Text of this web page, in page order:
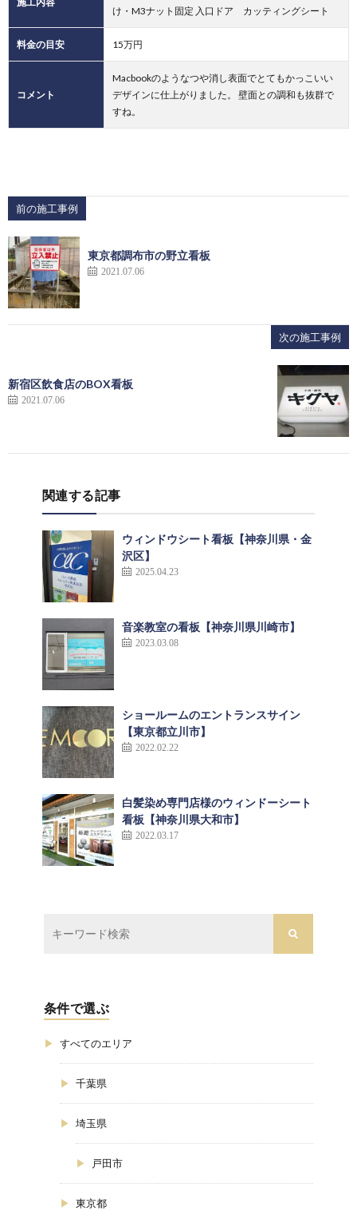
け・M3ナット固定 入口ドア カッティングシート
料金の目安 15万円
コメント
Macbookのようなつや消し表面でとてもかっこいい
デザインに仕上がりました。 壁面との調和も抜群で
すね。
前の施工事例
東京都調布市の野立看板
2021.07.06
次の施工事例
新宿区飲食店のBOX看板
2021.07.06
関連する記事
ウィンドウシート看板【神奈川県・金
沢区】
2025.04.23
音楽教室の看板【神奈川県川崎市】
2023.03.08
ショールームのエントランスサイン
【東京都立川市】
2022.02.22
白髪染め専門店様のウィンドーシート
看板【神奈川県大和市】
2022.03.17
条件で選ぶ
すべてのエリア
千葉県
埼玉県
戸田市
東京都